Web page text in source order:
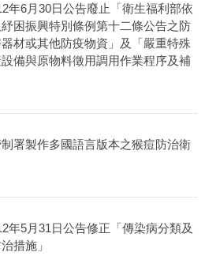
年6月30日公告廢止「衛生福利部依
困振興特別條例第十二條公告之防
材或其他防疫物資」及「嚴重特殊
備與原物料徵用調用作業程序及補
制署製作多國語言版本之猴痘防治衛
年5月31日公告修正「傳染病分類及
措施」